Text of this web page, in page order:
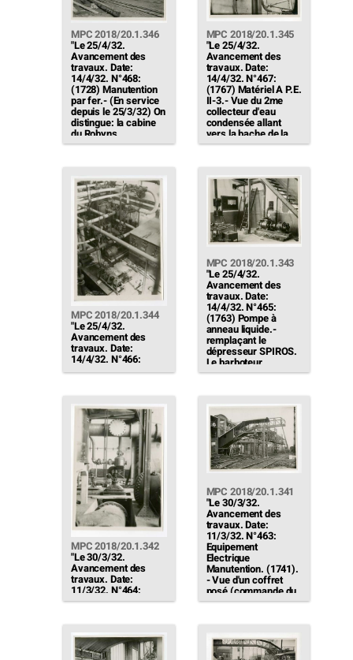
MPC 2018/20.1.346
"Le 25/4/32.
Avancement des
travaux. Date:
14/4/32. N°468:
(1728) Manutention
par fer.- (En service
depuis le 25/3/32) On
distingue: la cabine
du Robyns
chaufferie, fermée,
échelle; la bascule
AVERY, au dessus du
convoyeur; […]"
MPC 2018/20.1.345
"Le 25/4/32.
Avancement des
travaux. Date:
14/4/32. N°467:
(1767) Matériel A P.E.
II-3.- Vue du 2me
collecteur d'eau
condensée allant
vers la bache de la
salle des Machines
groupes turbo-
alternateur N°1 & 2.
[…]"
MPC 2018/20.1.344
"Le 25/4/32.
Avancement des
travaux. Date:
14/4/32. N°466:
(1750) Pompe
N°2 (50 m3).- En
service le 12/4/32
(Câblage électrique
provisoire)[…]"
MPC 2018/20.1.343
"Le 25/4/32.
Avancement des
travaux. Date:
14/4/32. N°465:
(1763) Pompe à
anneau liquide.-
remplaçant le
dépresseur SPIROS.
Le barboteur
d'aspiration est dans
chaufferie. […]"
MPC 2018/20.1.342
"Le 30/3/32.
Avancement des
travaux. Date:
11/3/32. N°464:
Tuyauterie Groupe 4
sécheur N°4 posé
[…]"
MPC 2018/20.1.341
"Le 30/3/32.
Avancement des
travaux. Date:
11/3/32. N°463:
Equipement
Electrique
Manutention. (1741).
- Vue d'un coffret
posé (commande du
Robyns - moteur J) et